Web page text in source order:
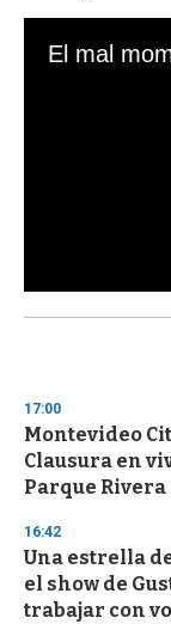
s
d
s
o
f
3
s
e
c
o
n
17:00
Montevideo
Clausura en
Parque Rivera
16:42
Una estrella
el show de
trabajar con